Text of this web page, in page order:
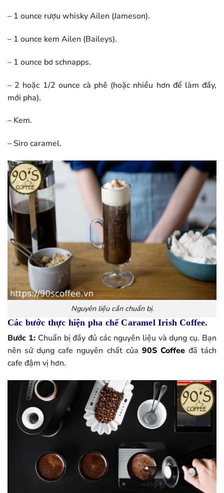
– 1 ounce rượu whisky Ailen (Jameson).
– 1 ounce kem Ailen (Baileys).
– 1 ounce bơ schnapps.
– 2 hoặc 1/2 ounce cà phê (hoặc nhiều hơn để làm đầy,
mới pha).
– Kem.
– Siro caramel.
Nguyên liệu cần chuẩn bị.
Các bước thực hiện pha chế Caramel Irish Coffee.
Bước 1:Chuẩn bị đầy đủ các nguyên liệu và dụng cụ. Bạn
nên sử dụng cafe nguyên chất của 90S Coffeeđã tách
cafe đậm vị hơn.